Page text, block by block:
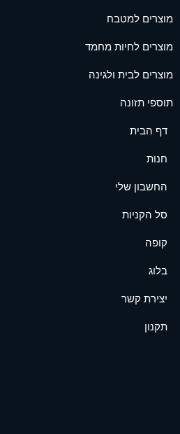
מוצרים למטבח
מוצרים לחיות מחמד
מוצרים לבית ולגינה
תוספי תזונה
דף הבית
חנות
החשבון שלי
סל הקניות
קופה
בלוג
יצירת קשר
תקנון